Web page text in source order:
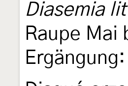
Diasemia
Raupe